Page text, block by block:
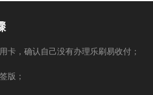
卡，确认自己没有办理乐刷易收付；
版；